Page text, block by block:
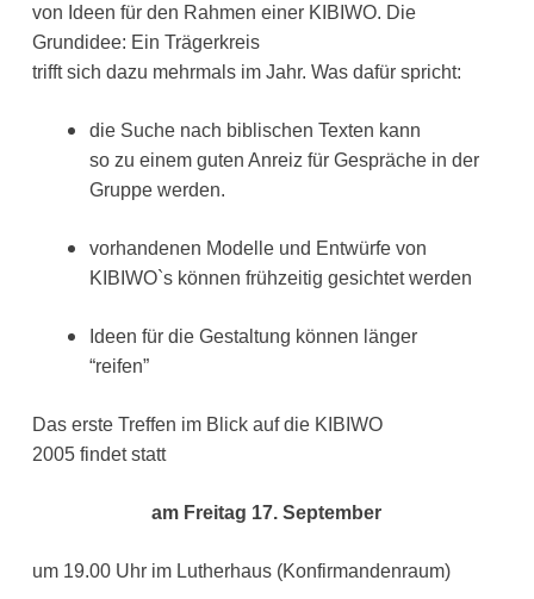
von Ideen für den Rahmen einer KIBIWO. Die
Grundidee: Ein Trägerkreis
trifft sich dazu mehrmals im Jahr. Was dafür spricht:
die Suche nach biblischen Texten kann
so zu einem guten Anreiz für Gespräche in der
Gruppe werden.
vorhandenen Modelle und Entwürfe von
KIBIWO`s können frühzeitig gesichtet werden
Ideen für die Gestaltung können länger
“reifen”
Das erste Treffen im Blick auf die KIBIWO
2005 findet statt
am Freitag 17. September
um 19.00 Uhr im Lutherhaus (Konfirmandenraum)